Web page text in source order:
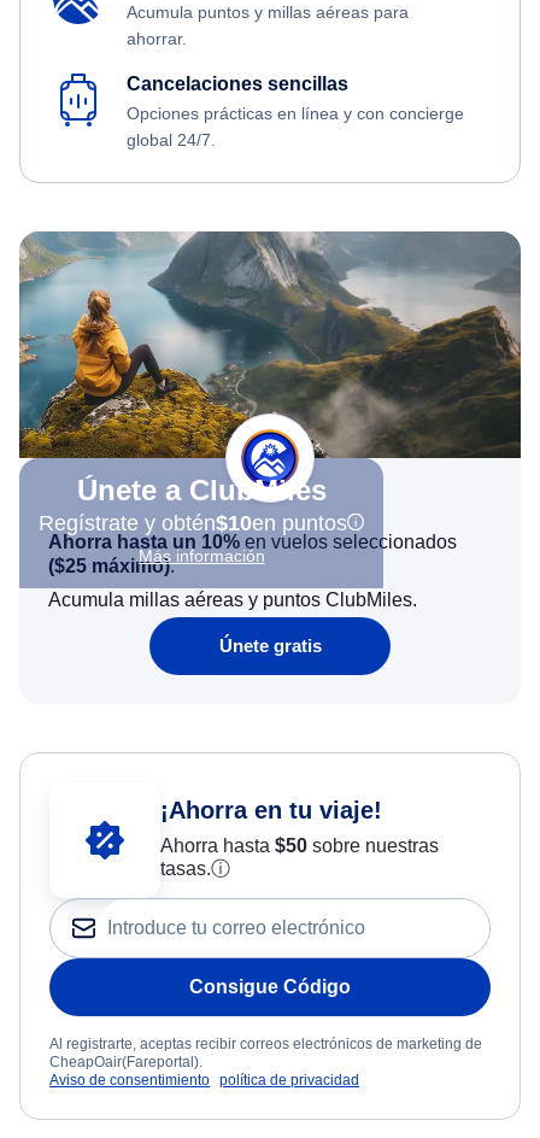
Acumula puntos y millas aéreas para
ahorrar.
Cancelaciones sencillas
Opciones prácticas en línea y con concierge
global 24/7.
Únete a ClubMiles
Regístrate y obtén$10en puntos
Más información
Ahorra hasta un 10% en vuelos seleccionados
($25 máximo).
Acumula millas aéreas y puntos ClubMiles.
Únete gratis
¡Ahorra en tu viaje!
Ahorra hasta $50sobre nuestras
tasas.ⓘ
Consigue Código
Al registrarte, aceptas recibir correos electrónicos de marketing de
CheapOair(Fareportal).
Aviso de consentimiento política de privacidad